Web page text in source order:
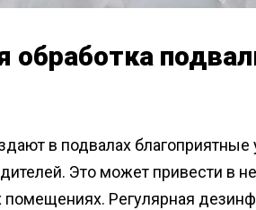
обработка
в подвалах благоприятные
Это может привести в
Регулярная